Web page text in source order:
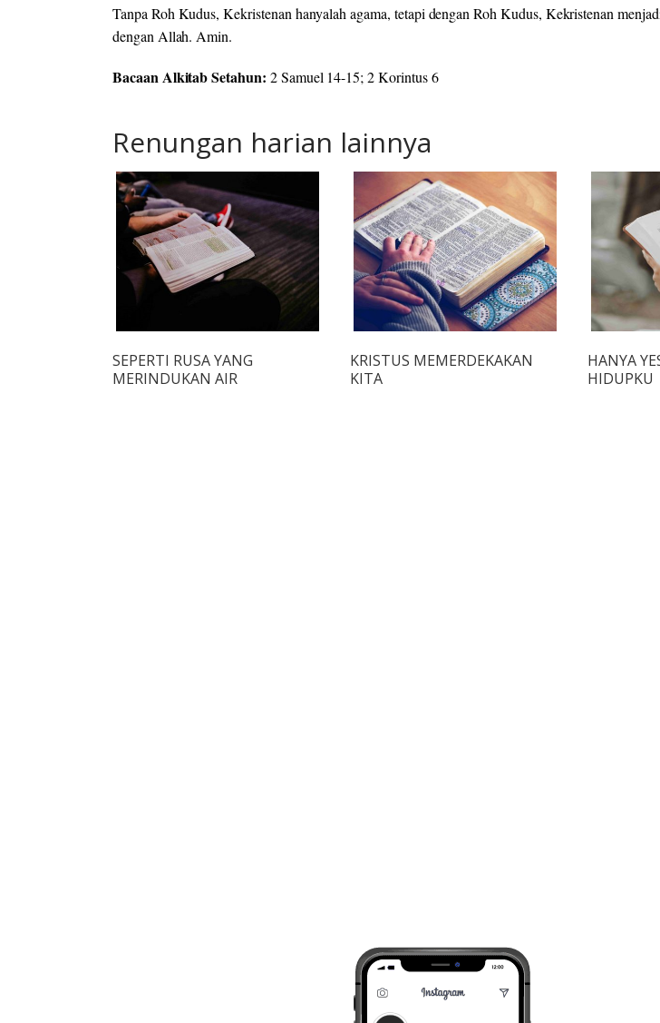
Tanpa Roh Kudus, Kekristenan hanyalah agama, tetapi dengan Roh Kudus, Kekristenan
dengan Allah. Amin.
Bacaan Alkitab Setahun: 2 Samuel 14-15; 2 Korintus 6
Renungan harian lainnya
SEPERTI RUSA YANG
MERINDUKAN AIR
KRISTUS MEMERDEKAKAN
KITA
HANYA
HIDUPKU